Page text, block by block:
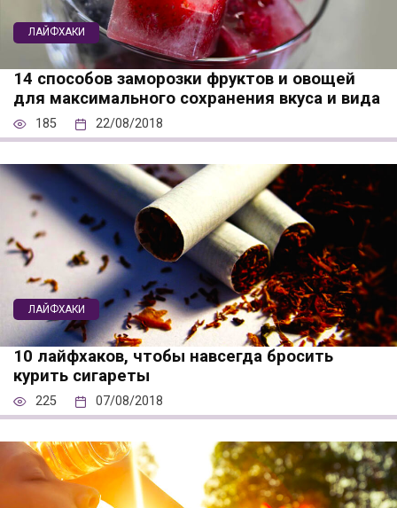
ЛАЙФХАКИ
14 способов заморозки фруктов и овощей
для максимального сохранения вкуса и вида
185 22/08/2018
ЛАЙФХАКИ
10 лайфхаков, чтобы навсегда бросить
курить сигареты
225 07/08/2018